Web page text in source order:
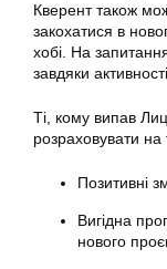
Кверент також
закохатися в
хобі. На
завдяки
Ті, кому випав
розраховувати на
Позитивні
Вигідна
нового